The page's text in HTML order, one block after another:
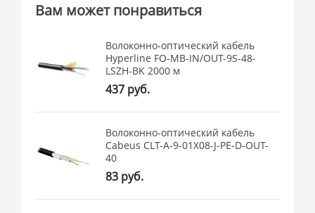
Вам может понравиться
Волоконно-оптический кабель
Hyperline FO-MB-IN/OUT-9S-48-
LSZH-BK 2000 м
437 руб.
Волоконно-оптический кабель
Cabeus CLT-A-9-01X08-J-PE-D-OUT-
40
83 руб.